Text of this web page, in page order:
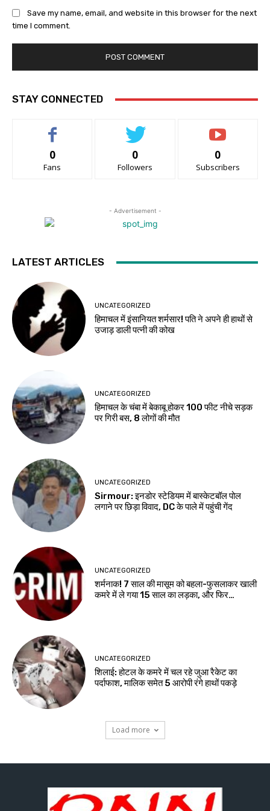
Save my name, email, and website in this browser for the next
time I comment.
STAY CONNECTED
0
Fans
0
Followers
0
Subscribers
- Advertisement -
LATEST ARTICLES
UNCATEGORIZED
हिमाचल में इंसानियत शर्मसार! पति ने अपने ही हाथों से
उजाड़ डाली पत्नी की कोख
UNCATEGORIZED
हिमाचल के चंबा में बेकाबू होकर 100 फीट नीचे सड़क
पर गिरी बस, 8 लोगों की मौत
UNCATEGORIZED
Sirmour: इनडोर स्टेडियम में बास्केटबॉल पोल
लगाने पर छिड़ा विवाद, DC के पाले में पहुंची गेंद
UNCATEGORIZED
शर्मनाक! 7 साल की मासूम को बहला-फुसलाकर खाली
कमरे में ले गया 15 साल का लड़का, और फिर…
UNCATEGORIZED
शिलाई: होटल के कमरे में चल रहे जुआ रैकेट का
पर्दाफाश, मालिक समेत 5 आरोपी रंगे हाथों पकड़े
Load more